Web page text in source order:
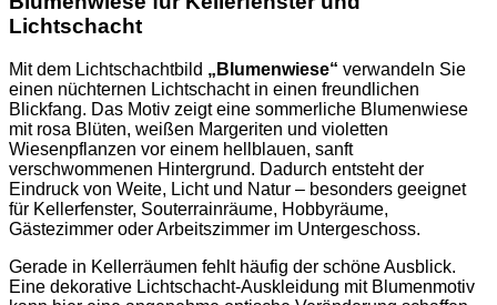
und
Lichtschacht
Lichtschacht
Mit dem Lichtschachtbild „Blumenwiese“ verwandeln Sie
einen nüchternen Lichtschacht in einen freundlichen
Blickfang. Das Motiv zeigt eine sommerliche Blumenwiese
mit rosa Blüten, weißen Margeriten und violetten
Wiesenpflanzen vor einem hellblauen, sanft
verschwommenen Hintergrund. Dadurch entsteht der
Eindruck von Weite, Licht und Natur – besonders geeignet
für Kellerfenster, Souterrainräume, Hobbyräume,
Gästezimmer oder Arbeitszimmer im Untergeschoss.
Gerade in Kellerräumen fehlt häufig der schöne Ausblick.
Eine dekorative Lichtschacht-Auskleidung mit Blumenmotiv